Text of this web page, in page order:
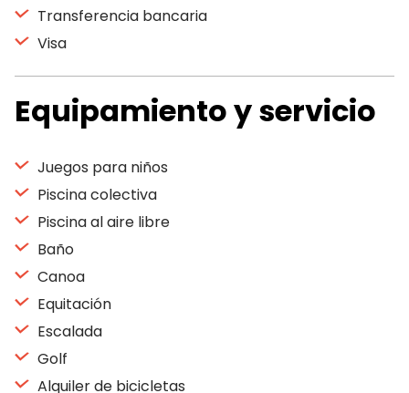
Transferencia bancaria
Visa
Equipamiento y servicio
Juegos para niños
Piscina colectiva
Piscina al aire libre
Baño
Canoa
Equitación
Escalada
Golf
Alquiler de bicicletas